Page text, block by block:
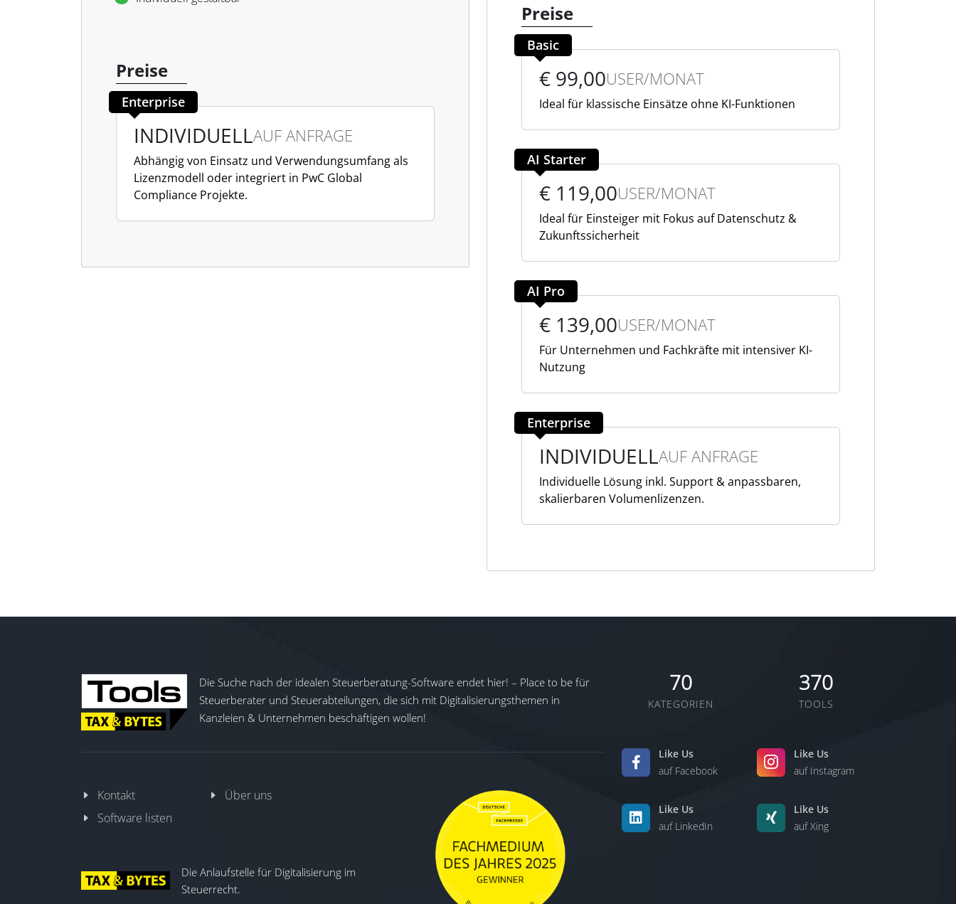
Preise
Enterprise
INDIVIDUELLAUF ANFRAGE
Abhängig von Einsatz und Verwendungsumfang als
Lizenzmodell oder integriert in PwC Global
Compliance Projekte.
Preise
Basic
€ 99,00USER/MONAT
Ideal für klassische Einsätze ohne KI-Funktionen
AI Starter
€ 119,00USER/MONAT
Ideal für Einsteiger mit Fokus auf Datenschutz &
Zukunftssicherheit
AI Pro
€ 139,00USER/MONAT
Für Unternehmen und Fachkräfte mit intensiver KI-
Nutzung
Enterprise
INDIVIDUELLAUF ANFRAGE
Individuelle Lösung inkl. Support & anpassbaren,
skalierbaren Volumenlizenzen.
Die Suche nach der idealen Steuerberatung-Software endet hier! – Place to be für
Steuerberater und Steuerabteilungen, die sich mit Digitalisierungsthemen in
Kanzleien & Unternehmen beschäftigen wollen!
Kontakt
Über uns
Software listen
Die Anlaufstelle für Digitalisierung im
Steuerrecht.
70
KATEGORIEN
370
TOOLS
Like Us
auf Facebook
Like Us
auf Instagram
Like Us
auf LinkedIn
Like Us
auf Xing